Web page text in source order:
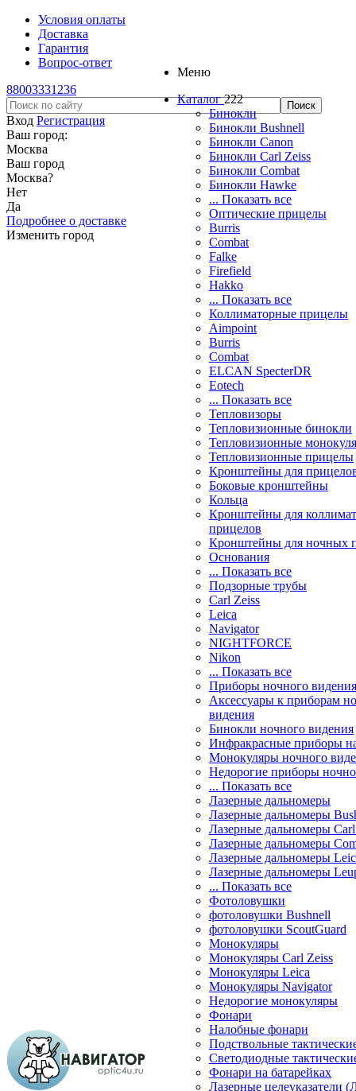
Условия оплаты
Доставка
Гарантия
Вопрос-ответ
88003331236
Вход Регистрация
Ваш город:
Москва
Ваш город
Москва?
Нет
Да
Подробнее о доставке
Изменить город
Меню
Каталог 222
Бинокли
Бинокли Bushnell
Бинокли Canon
Бинокли Carl Zeiss
Бинокли Combat
Бинокли Hawke
... Показать все
Оптические прицелы
Burris
Combat
Falke
Firefield
Hakko
... Показать все
Коллиматорные прицелы
Aimpoint
Burris
Combat
ELCAN SpecterDR
Eotech
... Показать все
Тепловизоры
Тепловизионные бинокли
Тепловизионные
Тепловизионные прицелы
Кронштейны для
Боковые кронштейны
Кольца
Кронштейны для
прицелов
Кронштейны для ночных
Основания
... Показать все
Подзорные трубы
Carl Zeiss
Leica
Navigator
NIGHTFORCE
Nikon
... Показать все
Приборы ночного видения
Аксессуары к приборам
видения
Бинокли ночного видения
Инфракрасные приборы
Монокуляры ночного
Недорогие приборы
... Показать все
Лазерные дальномеры
Лазерные дальномеры
Лазерные дальномеры
Лазерные дальномеры
Лазерные дальномеры
Лазерные дальномеры
... Показать все
Фотоловушки
фотоловушки Bushnell
фотоловушки ScoutGuard
Монокуляры
Монокуляры Carl Zeiss
Монокуляры Leica
Монокуляры Navigator
Недорогие монокуляры
Фонари
Налобные фонари
Подствольные
Светодиодные
Фонари на батарейках
Лазерные целеуказатели